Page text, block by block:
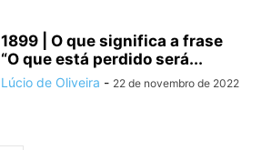
1899 | O que significa a frase
“O que está perdido será...
Lúcio de Oliveira - 22 de novembro de 2022